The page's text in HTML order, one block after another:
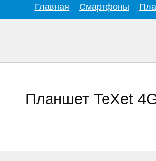
Главная Смартфоны
Планшет TeXet